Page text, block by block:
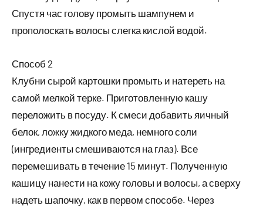
Спустя час голову промыть шампунем и
прополоскать волосы слегка кислой водой.
Способ 2
Клубни сырой картошки промыть и натереть на
самой мелкой терке. Приготовленную кашу
переложить в посуду. К смеси добавить яичный
белок, ложку жидкого меда, немного соли
(ингредиенты смешиваются на глаз). Все
перемешивать в течение 15 минут. Полученную
кашицу нанести на кожу головы и волосы, а сверху
надеть шапочку, как в первом способе. Через